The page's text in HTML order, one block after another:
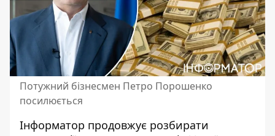
Потужний бізнесмен Петро Порошенко
посилюється
Інформатор продовжує розбирати